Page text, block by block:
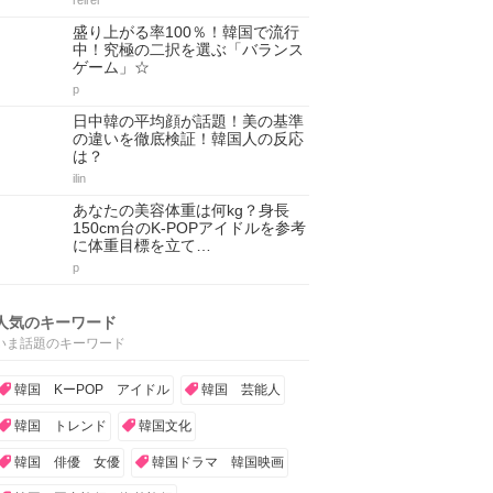
盛り上がる率100％！韓国で流行
中！究極の二択を選ぶ「バランス
ゲーム」☆
p
日中韓の平均顔が話題！美の基準
の違いを徹底検証！韓国人の反応
は？
ilin
あなたの美容体重は何kg？身長
150cm台のK-POPアイドルを参考
に体重目標を立て…
p
気のキーワード
ま話題のキーワード
韓国 KーPOP アイドル 韓国 芸能人
韓国 トレンド 韓国文化
韓国 俳優 女優 韓国ドラマ 韓国映画